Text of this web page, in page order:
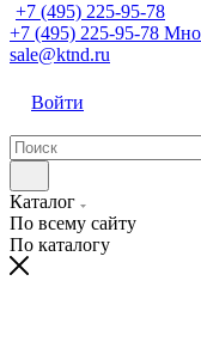
+7 (495) 225-95-78
+7 (495) 225-95-78
sale@ktnd.ru
Войти
Каталог
По всему сайту
По каталогу